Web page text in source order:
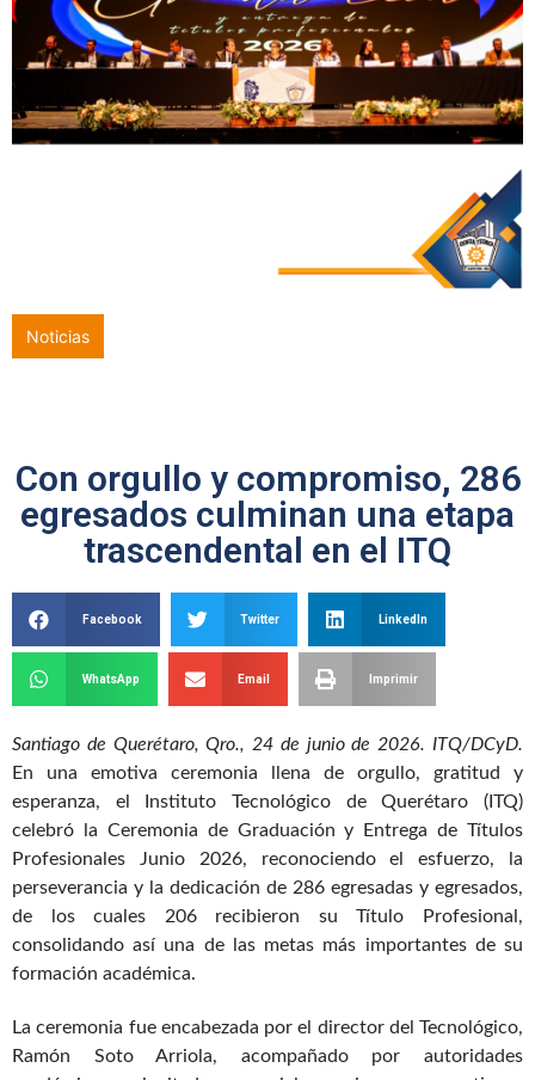
Noticias
Con orgullo y compromiso, 286
egresados culminan una etapa
trascendental en el ITQ
Facebook Twitter LinkedIn
WhatsApp Email Imprimir
Santiago de Querétaro, Qro., 24 de junio de 2026. ITQ/DCyD.
En una emotiva ceremonia llena de orgullo, gratitud y
esperanza, el Instituto Tecnológico de Querétaro (ITQ)
celebró la Ceremonia de Graduación y Entrega de Títulos
Profesionales Junio 2026, reconociendo el esfuerzo, la
perseverancia y la dedicación de 286 egresadas y egresados,
de los cuales 206 recibieron su Título Profesional,
consolidando así una de las metas más importantes de su
formación académica.
La ceremonia fue encabezada por el director del Tecnológico,
Ramón Soto Arriola, acompañado por autoridades